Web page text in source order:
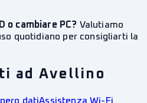
o cambiare PC? Valutiamo
quotidiano per consigliarti la
ad Avellino
datiAssistenza Wi-Fi